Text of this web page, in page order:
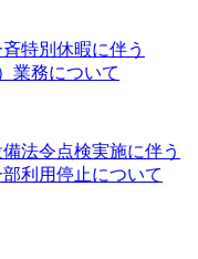
特別休暇に伴う
業務について
法令点検実施に伴う
利用停止について